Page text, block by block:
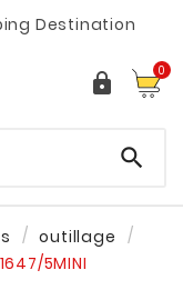
Destination
 0

outillage
5MINI